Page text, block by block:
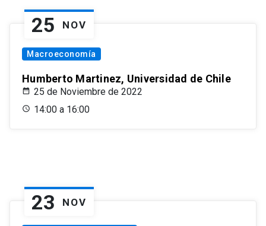
25 NOV
Macroeconomía
Humberto Martinez, Universidad de Chile
25 de Noviembre de 2022
14:00 a 16:00
23 NOV